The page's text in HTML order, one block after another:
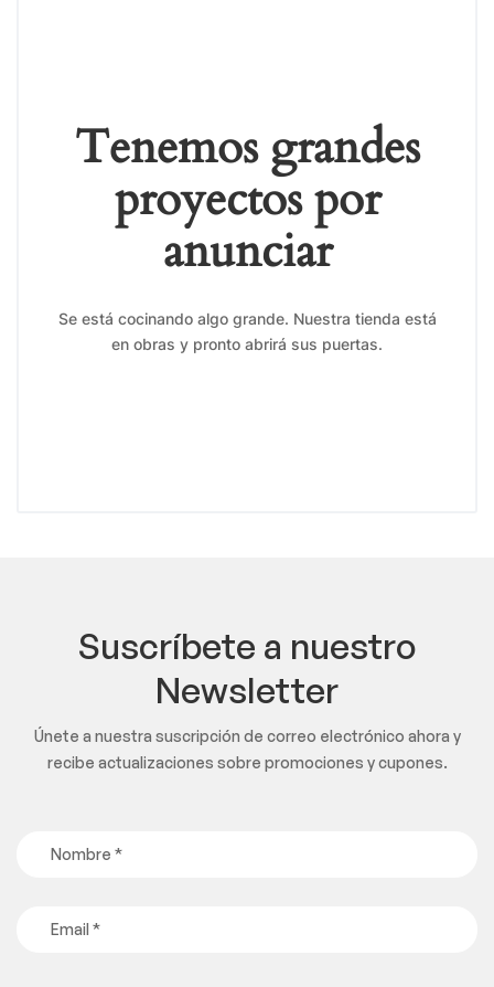
Tenemos grandes
proyectos por
anunciar
Se está cocinando algo grande. Nuestra tienda está
en obras y pronto abrirá sus puertas.
Suscríbete a nuestro
Newsletter
Únete a nuestra suscripción de correo electrónico ahora y
recibe actualizaciones sobre promociones y cupones.